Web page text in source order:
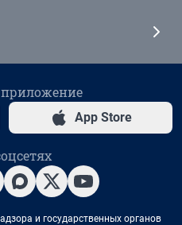
App Store
и государственных органов